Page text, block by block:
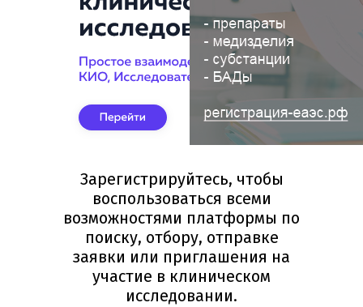
Зарегистрируйтесь, чтобы
воспользоваться всеми
возможностями платформы по
поиску, отбору, отправке
заявки или приглашения на
участие в клиническом
исследовании.